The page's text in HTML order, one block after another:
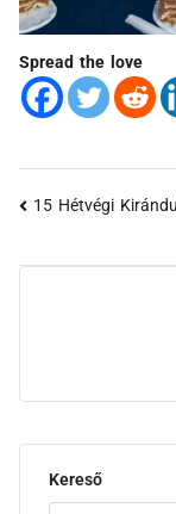
Spread the love
15 Hétvégi
Kereső